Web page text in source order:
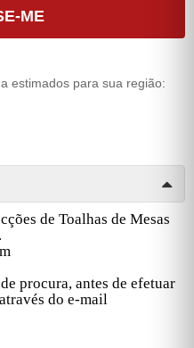
ME
estimados para sua região:
de Toalhas de Mesas
procura, antes de efetuar
do e-mail